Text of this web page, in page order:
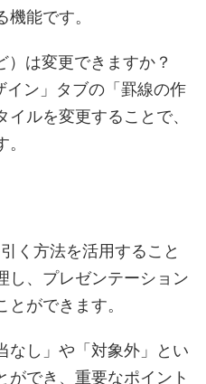
能です。
は変更できますか？
イン」タブの「罫線の作
ルを変更することで、
く方法を活用すること
し、プレゼンテーション
ができます。
なし」や「対象外」とい
ができ、重要なポイント